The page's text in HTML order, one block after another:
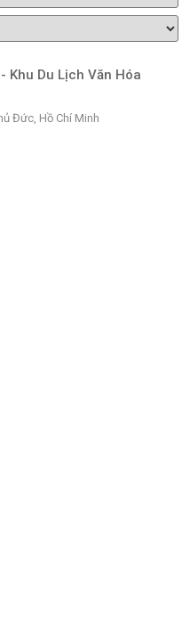
Khu Du Lịch Văn Hóa
Đức, Hồ Chí Minh